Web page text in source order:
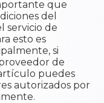
que
del
servicio de
esto es
si
de
puedes
autorizados por